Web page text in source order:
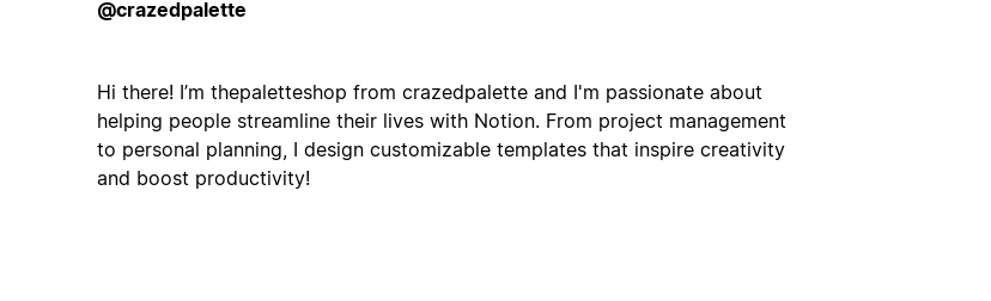
@crazedpalette
Hi there! I’m thepaletteshop from crazedpalette and I'm passionate about
helping people streamline their lives with Notion. From project management
to personal planning, I design customizable templates that inspire creativity
and boost productivity!